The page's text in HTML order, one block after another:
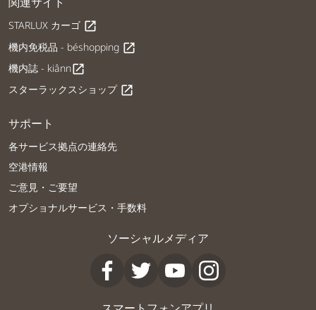
STARLUX カーゴ open_in_new
機内免税品 - béshopping open_in_new
機内誌 - kiânnopen_in_new
スターラックスショップ open_in_new
サポート
各サービス拠点の連絡先
空港情報
ご意見・ご要望
オプショナルサービス・手数料
ソーシャルメディア